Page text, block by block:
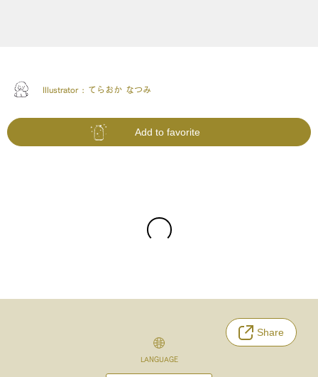
Illustrator : てらおか なつみ
Add to favorite
Share
LANGUAGE